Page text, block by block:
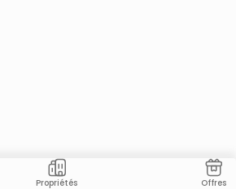
Propriétés Offres